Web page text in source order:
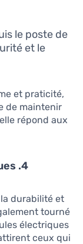
le poste de
et le
et praticité,
de maintenir
répond aux
4. L’impact des tendances écologiques
durabilité et
tourné
électriques
ceux qui